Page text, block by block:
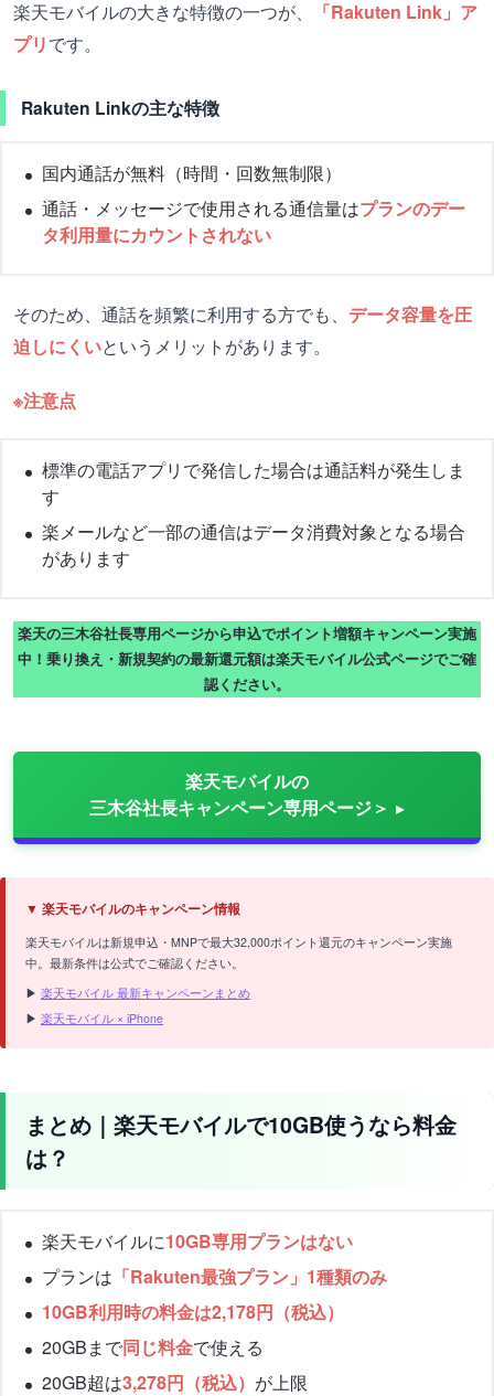
楽天モバイルの大きな特徴の一つが、
「Rakuten Link」ア
プリです。
Rakuten Linkの主な特徴
国内通話が無料（時間・回数無制限）
通話・メッセージで使用される通信量はプランのデー
タ利用量にカウントされない
そのため、通話を頻繁に利用する方でも、 データ容量を圧
迫しにくいというメリットがあります。
※注意点
標準の電話アプリで発信した場合は通話料が発生しま
す
楽メールなど一部の通信はデータ消費対象となる場合
があります
楽天の三木谷社長専用ページから申込でポイント増額キャンペーン実施
中！乗り換え・新規契約の最新還元額は楽天モバイル公式ページでご確
認ください。
楽天モバイルの
三木谷社長キャンペーン専用ページ＞
▼ 楽天モバイルのキャンペーン情報
楽天モバイルは新規申込・MNPで最大32,000ポイント還元のキャンペーン実施
中。最新条件は公式でご確認ください。
▶ 楽天モバイル 最新キャンペーンまとめ
▶ 楽天モバイル × iPhone
まとめ｜楽天モバイルで10GB使うなら料金
は？
楽天モバイルに10GB専用プランはない
プランは 「Rakuten最強プラン」1種類のみ
10GB利用時の料金は2,178円（税込）
20GBまで同じ料金で使える
20GB超は3,278円（税込） が上限